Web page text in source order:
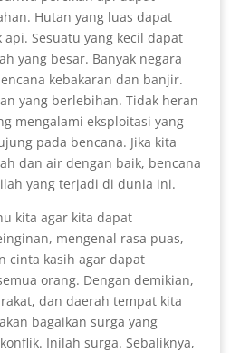
Hutan yang luas dapat
Sesuatu yang kecil dapat
yang besar. Banyak negara
kebakaran dan banjir.
yang berlebihan. Tidak heran
mengalami eksploitasi yang
pada bencana. Jika kita
dan air dengan baik, bencana
yang terjadi di dunia ini.
kita agar kita dapat
mengenal rasa puas,
cinta kasih agar dapat
orang. Dengan demikian,
dan daerah tempat kita
bagaikan surga yang
Inilah surga. Sebaliknya,